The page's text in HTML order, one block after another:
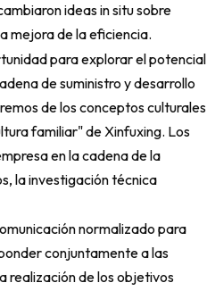
ideas in situ sobre
mejora de la eficiencia.
para explorar el potencial
de suministro y desarrollo
de los conceptos culturales
familiar" de Xinfuxing. Los
en la cadena de la
la investigación técnica
normalizado para
conjuntamente a las
realización de los objetivos